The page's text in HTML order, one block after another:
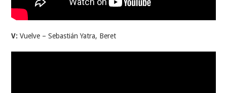
V: Vuelve – Sebastián Yatra, Beret